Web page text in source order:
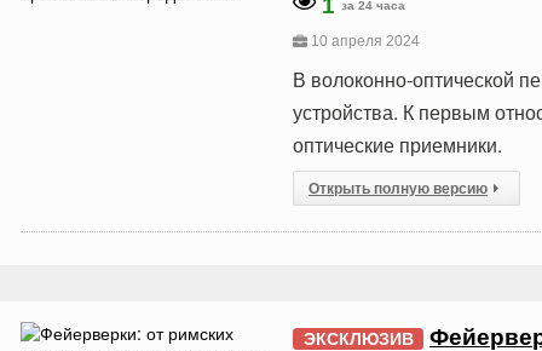
1 за 24 часа
10 апреля 2024
В волоконно-оптической
устройства. К первым
оптические приемники.
Открыть полную версию
ЭКСКЛЮЗИВ